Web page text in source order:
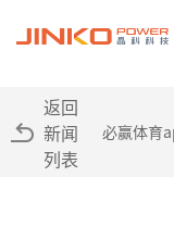
返回
新闻
列表
必赢体育